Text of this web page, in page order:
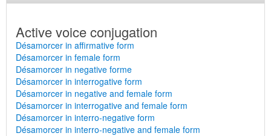
Active voice conjugation
Désamorcer in affirmative form
Désamorcer in female form
Désamorcer in negative forme
Désamorcer in interrogative form
Désamorcer in negative and female form
Désamorcer in interrogative and female form
Désamorcer in interro-negative form
Désamorcer in interro-negative and female form